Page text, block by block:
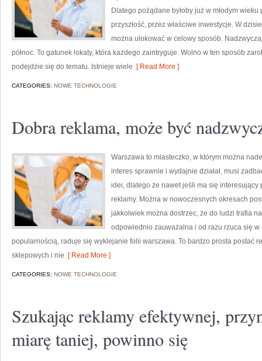
Dlatego pożądane byłoby już w młodym
przyszłość, przez właściwe inwestycje. W
można ulokować w celowy sposób.
północ. To gatunek lokaty, która każdego zaintryguje. Wolno w ten sposób
podejdzie się do tematu. Istnieje wiele [ Read More ]
CATEGORIES: NOWE TECHNOLOGIE
Dobra reklama, może być
Warszawa to miasteczko, w którym można
interes sprawnie i wydajnie działał, musi
idei, dlatego że nawet jeśli ma się interesujący
reklamy. Można w nowoczesnych okresach
jakkolwiek można dostrzec, że do ludzi trafia
odpowiednio zauważalna i od razu rzuca się
popularnością, raduje się wyklejanie folii warszawa. To bardzo prosta postać
sklepowych i nie [ Read More ]
CATEGORIES: NOWE TECHNOLOGIE
Szukając reklamy efektywnej,
miarę taniej, powinno się